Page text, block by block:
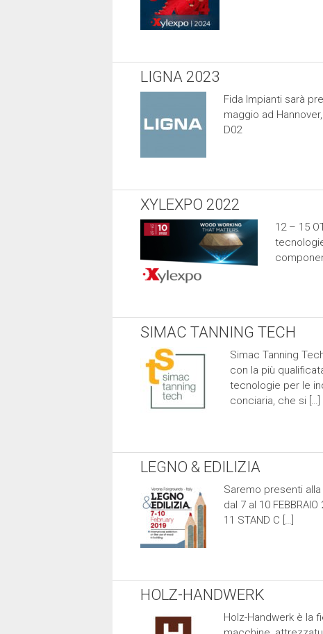
LIGNA 2023
Fida Impianti sarà
maggio ad
D02
XYLEXPO 2022
12 – 15
SIMAC TANNING TECH
Simac Tanning
con la più
tecnologie per le
conciaria, che si […]
LEGNO & EDILIZIA
Saremo presenti
dal 7 al 10
11 STAND C […]
HOLZ-HANDWERK
Holz-Handwerk è la